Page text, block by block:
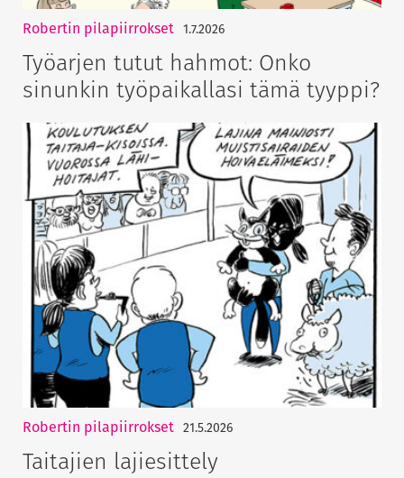
Robertin pilapiirrokset 1.7.2026
Työarjen tutut hahmot: Onko
sinunkin työpaikallasi tämä tyyppi?
Robertin pilapiirrokset 21.5.2026
Taitajien lajiesittely